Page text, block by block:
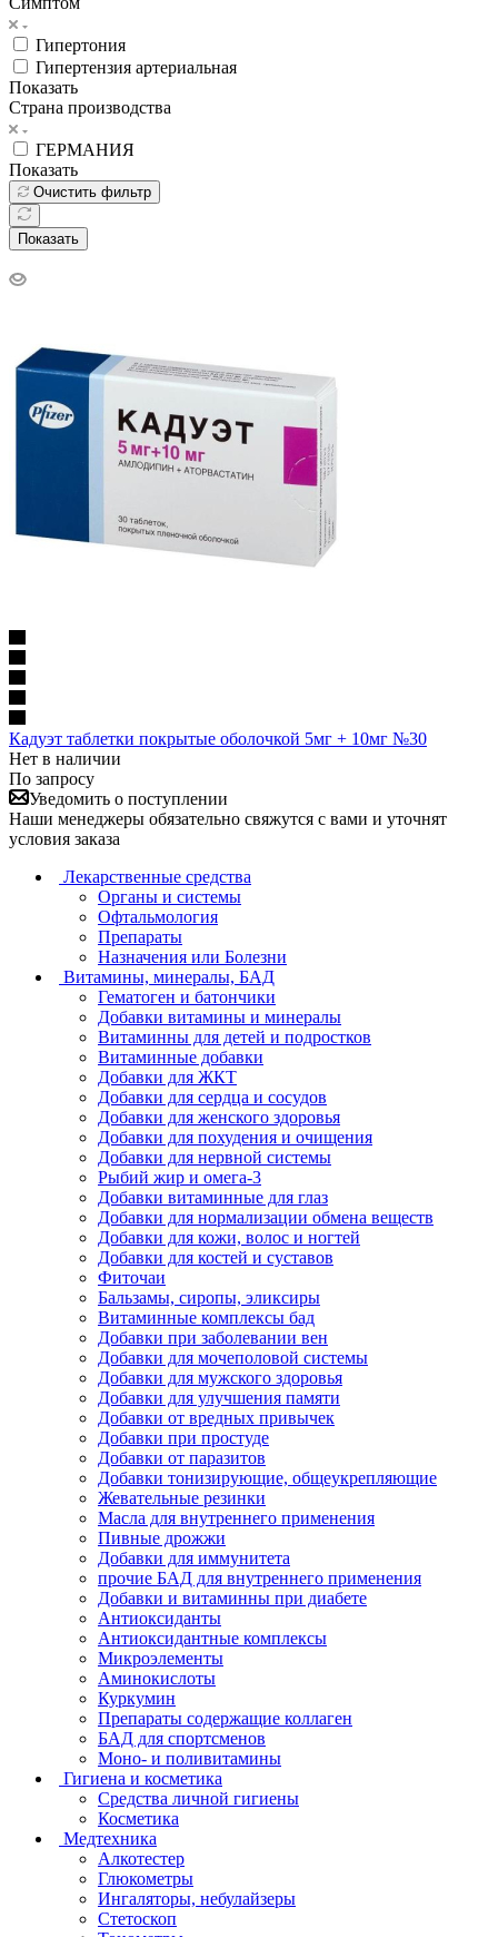
Гипертония
Гипертензия артериальная
Показать
Страна производства
ГЕРМАНИЯ
Показать
Очистить фильтр
Показать
Кадуэт таблетки покрытые оболочкой 5мг + 10мг №30
Нет в наличии
По запросу
Уведомить о поступлении
Наши менеджеры обязательно свяжутся с вами и уточнят
условия заказа
Лекарственные средства
Органы и системы
Офтальмология
Препараты
Назначения или Болезни
Витамины, минералы, БАД
Гематоген и батончики
Добавки витамины и минералы
Витаминны для детей и подростков
Витаминные добавки
Добавки для ЖКТ
Добавки для сердца и сосудов
Добавки для женского здоровья
Добавки для похудения и очищения
Добавки для нервной системы
Рыбий жир и омега-3
Добавки витаминные для глаз
Добавки для нормализации обмена веществ
Добавки для кожи, волос и ногтей
Добавки для костей и суставов
Фиточаи
Бальзамы, сиропы, эликсиры
Витаминные комплексы бад
Добавки при заболевании вен
Добавки для мочеполовой системы
Добавки для мужского здоровья
Добавки для улучшения памяти
Добавки от вредных привычек
Добавки при простуде
Добавки от паразитов
Добавки тонизирующие, общеукрепляющие
Жевательные резинки
Масла для внутреннего применения
Пивные дрожжи
Добавки для иммунитета
прочие БАД для внутреннего применения
Добавки и витаминны при диабете
Антиоксиданты
Антиоксидантные комплексы
Микроэлементы
Аминокислоты
Куркумин
Препараты содержащие коллаген
БАД для спортсменов
Моно- и поливитамины
Гигиена и косметика
Средства личной гигиены
Косметика
Медтехника
Алкотестер
Глюкометры
Ингаляторы, небулайзеры
Стетоскоп